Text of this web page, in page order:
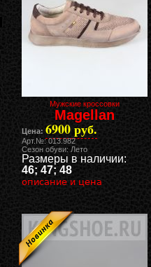
Мужские кроссовки
Magellan
Цена: 6900 руб.
Арт.№: 013.982
Сезон обуви: Лето
Размеры в наличии:
46; 47; 48
описание и цена